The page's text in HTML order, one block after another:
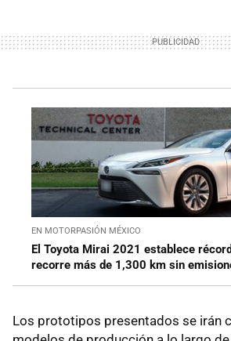
EN MOTORPASIÓN MÉXICO
El Toyota Mirai 2021 establece
recorre más de 1,300 km sin
Los prototipos presentados se irán